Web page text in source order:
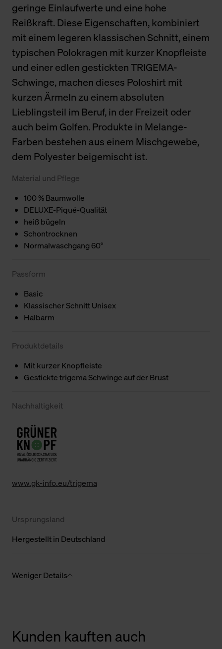
geringe Einlaufwerte und eine hohe
Reißkraft. Diese Eigenschaften, kombiniert
mit einem legeren klassischen Schnitt, einem
typischen Polokragen mit kurzer Knopfleiste
und einer edlen gestickten TRIGEMA-
Schwinge, machen dieses Poloshirt mit
kurzen Ärmeln zu einem absoluten
Lieblingsteil im Beruf, in der Freizeit oder
auch beim Golfen. Produkte in Melange-
Farben bestehen aus einem Mischgewebe,
dem Polyester beigemischt ist.
Material und Pflege
100 % Baumwolle
DELUXE-Piqué-Qualität
heiß bügeln
Schontrocknen
Normalwaschgang 60°
Passform
Basic
Klassischer Schnitt Unisex
Halbarm
Produktdetails
Mit kurzer Knopfleiste
Gestickte trigema Schwinge auf der Brust
Nachhaltigkeit
www.gk-info.eu/trigema
Ursprungsland
Hergestellt in Deutschland
Weniger Details
Kunden kauften auch